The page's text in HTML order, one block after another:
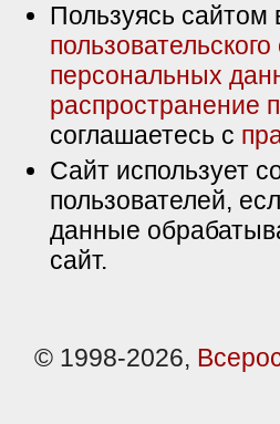
Пользуясь сайтом
персональных
распространение
соглашаетесь с
Сайт использует
пользователей,
данные
сайт.
© 1998-2026,